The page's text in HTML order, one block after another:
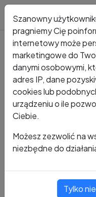
Kto dzwonił? Numer
+48
Szanowny
pragniemy Cię
internetowy może
marketingowe do
danymi osobowymi,
adres IP, dane
cookies lub
urządzeniu o ile
Ciebie.
Możesz zezwolić na
niezbędne do
Tylko